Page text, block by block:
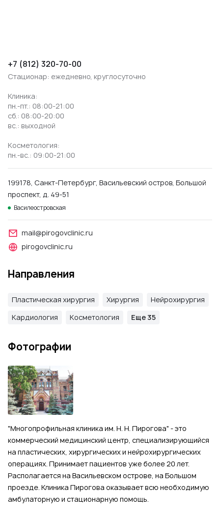
+7 (812) 320-70-00
Стационар: ежедневно, круглосуточно
Клиника:
пн.-пт.: 08:00-21:00
сб.: 08:00-20:00
вс.: выходной
Косметология:
пн.-вс.: 09:00-21:00
199178, Санкт-Петербург, Васильевский остров, Большой
проспект, д. 49-51
Василеостровская
mail@pirogovclinic.ru
pirogovclinic.ru
Направления
Пластическая хирургия Хирургия
Нейрохирургия
Кардиология
Косметология Еще 35
Фотографии
"Многопрофильная клиника им. Н. Н. Пирогова" - это
коммерческий медицинский центр, специализирующийся
на пластических, хирургических и нейрохирургических
операциях. Принимает пациентов уже более 20 лет.
Располагается на Васильевском острове, на Большом
проезде. Клиника Пирогова оказывает всю необходимую
амбулаторную и стационарную помощь.